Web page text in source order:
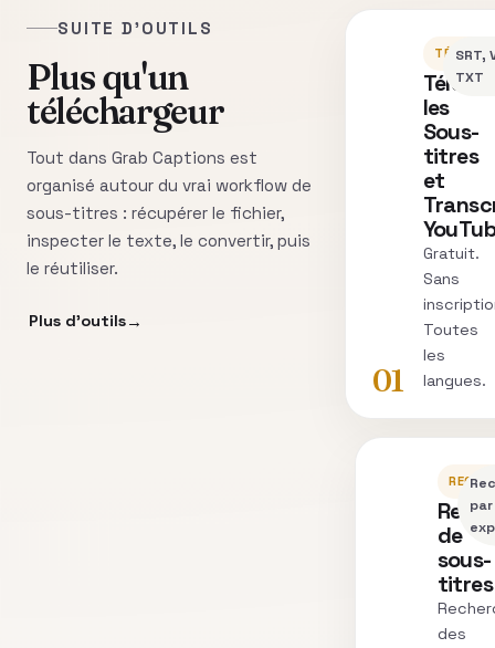
SUITE D'OUTILS
Plus qu'un
téléchargeur
Tout dans Grab Captions est
organisé autour du vrai workflow de
sous-titres : récupérer le fichier,
inspecter le texte, le convertir, puis
le réutiliser.
Plus d’outils
01
les
Sous-
titres
et
Gratuit.
Sans
Toutes
les
langues.
SRT,
TXT
de
sous-
titres
des
par